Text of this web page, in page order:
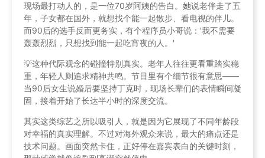
现场最打动人的，是一位70岁阿姨的告白。她说老伴走了五
年，子女都在国外，就想找个能一起散步、看电视的伴儿。
而90后的选手反而更务实，有个程序员小哥说：'我不需要
轰轰烈烈，只想找到能一起吃宵夜的人。'
💡这种代际观念的碰撞特别真实。老年人往往更看重踏实稳
重，年轻人则追求精神共鸣。节目里有个细节很有意思——
当90后女生说婚后要坚持丁克时，现场长辈们的表情瞬间凝
固，接着开始了长达半小时的深度交流。
其实这类综艺之所以吸引人，就是因为它展现了不同年龄段
对幸福的真实理解。不过对海外观众来说，最大的痛点还是
技术问题。画面突然卡住，正好停在嘉宾表白的关键时刻，